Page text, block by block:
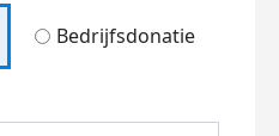
Bedrijfsdonatie